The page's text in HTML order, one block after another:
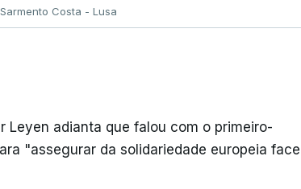
Costa - Lusa
Leyen adianta que falou com o primeiro-
"assegurar da solidariedade europeia face